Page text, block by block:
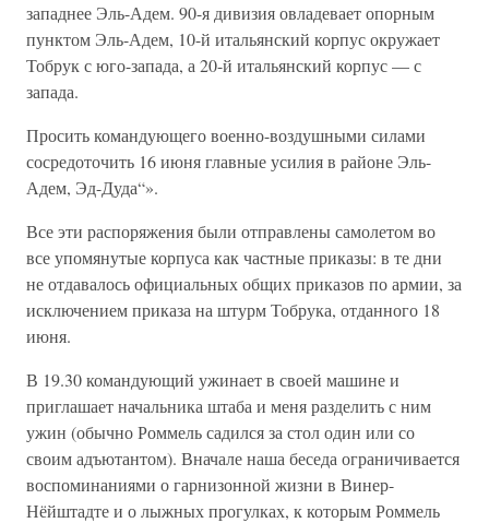
западнее Эль-Адем. 90-я дивизия овладевает опорным
пунктом Эль-Адем, 10-й итальянский корпус окружает
Тобрук с юго-запада, а 20-й итальянский корпус — с
запада.
Просить командующего военно-воздушными силами
сосредоточить 16 июня главные усилия в районе Эль-
Адем, Эд-Дуда“».
Все эти распоряжения были отправлены самолетом во
все упомянутые корпуса как частные приказы: в те дни
не отдавалось официальных общих приказов по армии, за
исключением приказа на штурм Тобрука, отданного 18
июня.
В 19.30 командующий ужинает в своей машине и
приглашает начальника штаба и меня разделить с ним
ужин (обычно Роммель садился за стол один или со
своим адъютантом). Вначале наша беседа ограничивается
воспоминаниями о гарнизонной жизни в Винер-
Нёйштадте и о лыжных прогулках, к которым Роммель